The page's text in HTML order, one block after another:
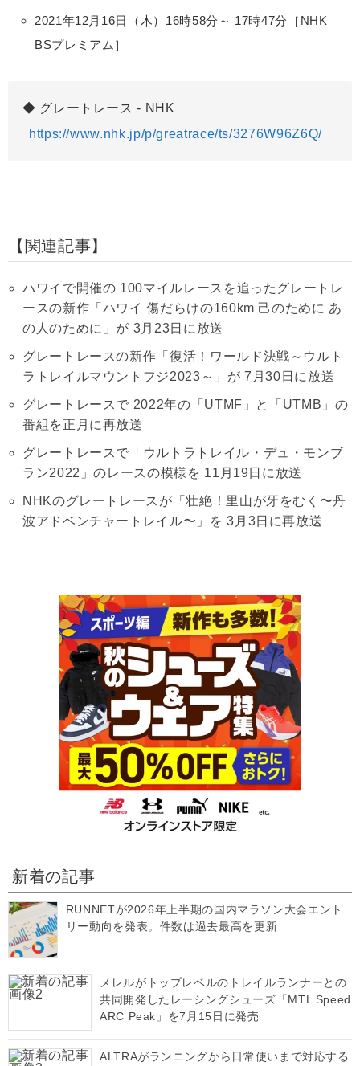
2021年12月16日（木）16時58分～ 17時47分［NHK
BSプレミアム］
グレートレース - NHK
https://www.nhk.jp/p/greatrace/ts/3276W96Z6Q/
関連記事
ハワイで開催の 100マイルレースを追ったグレートレ
ースの新作「ハワイ 傷だらけの160km 己のために あ
の人のために」が 3月23日に放送
グレートレースの新作「復活！ワールド決戦～ウルト
ラトレイルマウントフジ2023～」が 7月30日に放送
グレートレースで 2022年の「UTMF」と「UTMB」の
番組を正月に再放送
グレートレースで「ウルトラトレイル・デュ・モンブ
ラン2022」のレースの模様を 11月19日に放送
NHKのグレートレースが「壮絶！里山が牙をむく〜丹
波アドベンチャートレイル〜」を 3月3日に再放送
新着の記事
RUNNETが2026年上半期の国内マラソン大会エント
リー動向を発表。件数は過去最高を更新
メレルがトップレベルのトレイルランナーとの
共同開発したレーシングシューズ「MTL Speed
ARC Peak」を7月15日に発売
ALTRAがランニングから日常使いまで対応する